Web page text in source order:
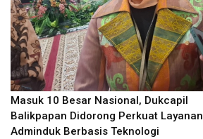
Masuk 10 Besar Nasional, Dukcapil
Balikpapan Didorong Perkuat Layanan
Adminduk Berbasis Teknologi